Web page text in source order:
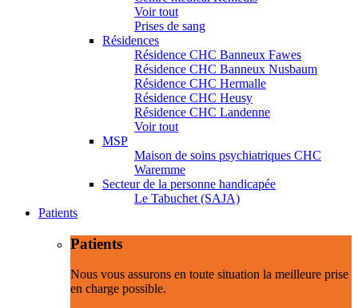
Voir tout
Prises de sang
Résidences
Résidence CHC Banneux Fawes
Résidence CHC Banneux Nusbaum
Résidence CHC Hermalle
Résidence CHC Heusy
Résidence CHC Landenne
Voir tout
MSP
Maison de soins psychiatriques CHC
Waremme
Secteur de la personne handicapée
Le Tabuchet (SAJA)
Patients
Patients
Nous vous assurons en toute situation la meilleure prise
en charge possible.